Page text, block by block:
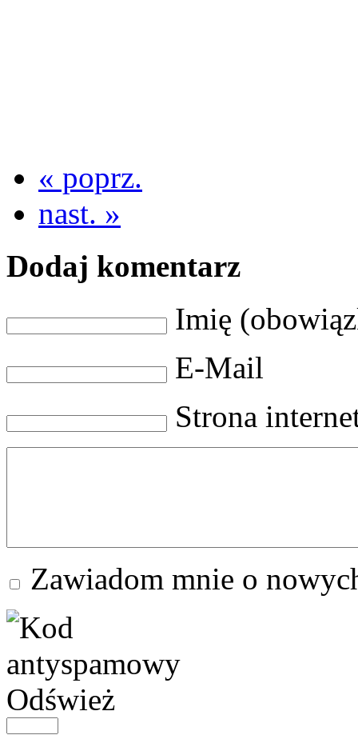
« poprz.
nast. »
Dodaj komentarz
Imię
E-Mail
Strona
Zawiadom mnie o
Odśwież